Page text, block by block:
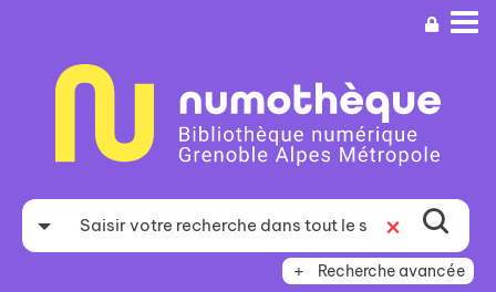
recherche
Recherche avancée